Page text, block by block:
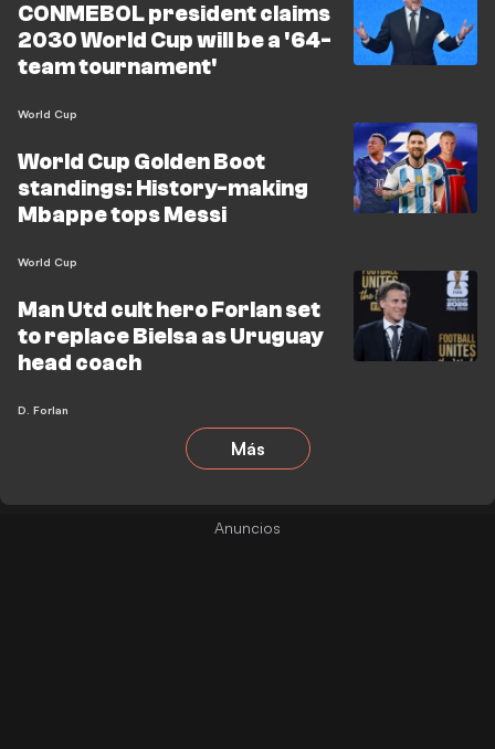
CONMEBOL president claims
2030 World Cup will be a '64-
team tournament'
World Cup
World Cup Golden Boot
standings: History-making
Mbappe tops Messi
World Cup
Man Utd cult hero Forlan set
to replace Bielsa as Uruguay
head coach
D. Forlan
Más